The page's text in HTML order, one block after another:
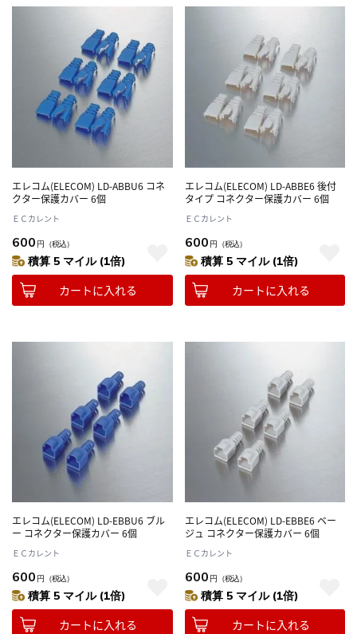
エレコム(ELECOM) LD-ABBU6 コネ
クター保護カバー 6個
ＥＣカレント
600 円 （税込）
積算 5 マイル (1倍)
カートに入れる
エレコム(ELECOM) LD-ABBE6 後付
タイプ コネクター保護カバー 6個
ＥＣカレント
600 円 （税込）
積算 5 マイル (1倍)
カートに入れる
エレコム(ELECOM) LD-EBBU6 ブル
ー コネクター保護カバー 6個
ＥＣカレント
600 円 （税込）
積算 5 マイル (1倍)
カートに入れる
エレコム(ELECOM) LD-EBBE6 ベー
ジュ コネクター保護カバー 6個
ＥＣカレント
600 円 （税込）
積算 5 マイル (1倍)
カートに入れる